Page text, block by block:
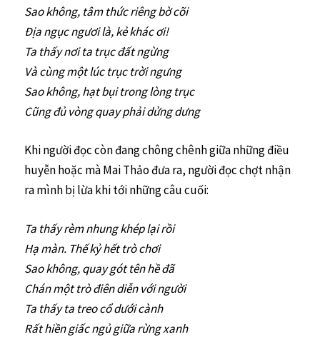
Sao không, tâm thức riêng bờ cõi
Địa ngục ngươi là, kẻ khác ơi!
Ta thấy nơi ta trục đất ngừng
Và cùng một lúc trục trời ngưng
Sao không, hạt bụi trong lòng trục
Cũng đủ vòng quay phải dửng dưng
Khi người đọc còn đang chông chênh giữa những điều
huyễn hoặc mà Mai Thảo đưa ra, người đọc chợt nhận
ra mình bị lừa khi tới những câu cuối:
Ta thấy rèm nhung khép lại rồi
Hạ màn. Thế kỷ hết trò chơi
Sao không, quay gót tên hề đã
Chán một trò điên diễn với người
Ta thấy ta treo cổ dưới cành
Rất hiền giấc ngủ giữa rừng xanh